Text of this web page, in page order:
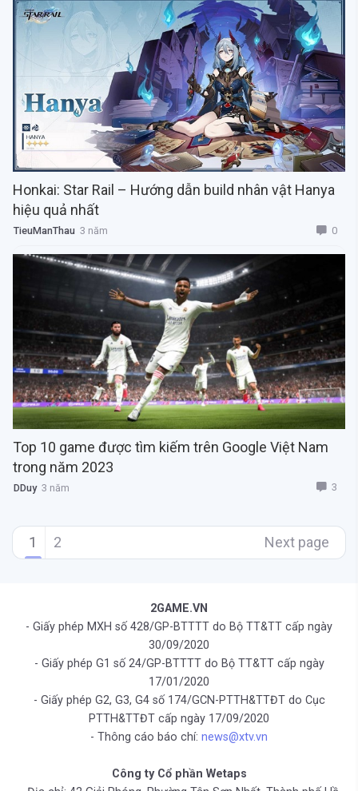
Honkai: Star Rail – Hướng dẫn build nhân vật Hanya
hiệu quả nhất
TieuManThau 3 năm 0
Top 10 game được tìm kiếm trên Google Việt Nam
trong năm 2023
DDuy3 năm 3
1 2 Next page
2GAME.VN
- Giấy phép MXH số 428/GP-BTTTT do Bộ TT&TT cấp ngày
30/09/2020
- Giấy phép G1 số 24/GP-BTTTT do Bộ TT&TT cấp ngày
17/01/2020
- Giấy phép G2, G3, G4 số 174/GCN-PTTH&TTĐT do Cục
PTTH&TTĐT cấp ngày 17/09/2020
- Thông cáo báo chí: news@xtv.vn
Công ty Cổ phần Wetaps